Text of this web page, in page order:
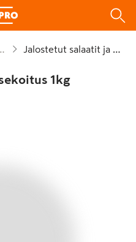
Jalostetut salaatit ja kaalit
1kg